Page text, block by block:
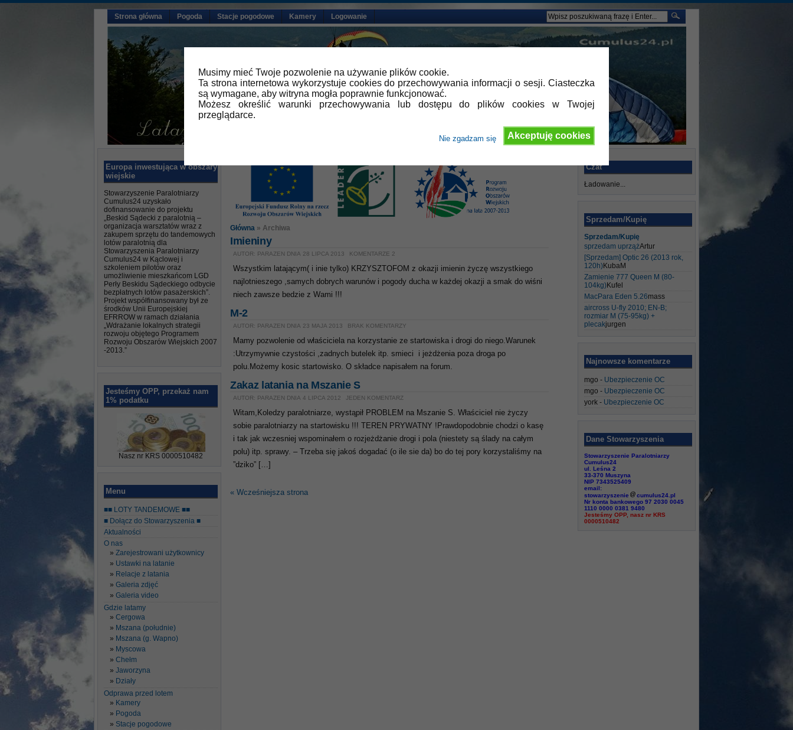
Musimy mieć Twoje pozwolenie na używanie plików cookie.
Ta strona internetowa wykorzystuje cookies do przechowywania informacji o sesji. Ciasteczka
są wymagane, aby witryna mogła poprawnie funkcjonować.
Możesz określić warunki przechowywania lub dostępu do plików cookies w Twojej
przeglądarce.
Akceptuję cookies
Nie zgadzam się
Strona główna Pogoda Stacje pogodowe Kamery Logowanie
Europa inwestująca w obszary
wiejskie
Stowarzyszenie Paralotniarzy
Cumulus24 uzyskało
dofinansowanie do projektu
„Beskid Sądecki z paralotnią –
organizacja warsztatów wraz z
zakupem sprzętu do tandemowych
lotów paralotnią dla
Stowarzyszenia Paralotniarzy
Cumulus24 w Kąclowej i
szkoleniem pilotów oraz
umożliwienie mieszkańcom LGD
Perły Beskidu Sądeckiego odbycie
bezpłatnych lotów pasażerskich”.
Projekt współfinansowany był ze
środków Unii Europejskiej
EFRROW w ramach działania
„Wdrażanie lokalnych strategii
rozwoju objętego Programem
Rozwoju Obszarów Wiejskich 2007
-2013.”
Jesteśmy OPP, przekaż nam
1% podatku
Nasz nr KRS 0000510482
Menu
■■ LOTY TANDEMOWE ■■
■ Dołącz do Stowarzyszenia ■
Aktualności
O nas
Zarejestrowani użytkownicy
Ustawki na latanie
Relacje z latania
Galeria zdjęć
Galeria video
Gdzie latamy
Cergowa
Mszana (południe)
Mszana (g. Wapno)
Myscowa
Chełm
Jaworzyna
Działy
Odprawa przed lotem
Kamery
Pogoda
Stacje pogodowe
Główna » Archiwa
Imieniny
AUTOR: PARAZEN DNIA 28 LIPCA 2013 KOMENTARZE 2
Wszystkim latającym( i inie tylko) KRZYSZTOFOM z okazji imienin życzę wszystkiego
najlotnieszego ,samych dobrych warunów i pogody ducha w każdej okazji a smak do wiśni
niech zawsze bedzie z Wami !!!
M-2
AUTOR: PARAZEN DNIA 23 MAJA 2013 BRAK KOMENTARZY
Mamy pozwolenie od właściciela na korzystanie ze startowiska i drogi do niego.Warunek
:Utrzymywnie czystości ,zadnych butelek itp. smieci i jeżdżenia poza droga po
polu.Możemy kosic startowisko. O składce napisałem na forum.
Zakaz latania na Mszanie S
AUTOR: PARAZEN DNIA 4 LIPCA 2012 JEDEN KOMENTARZ
Witam,Koledzy paralotniarze, wystąpił PROBLEM na Mszanie S. Właściciel nie życzy
sobie paralotniarzy na startowisku !!! TEREN PRYWATNY !Prawdopodobnie chodzi o kasę
i tak jak wczesniej wspominałem o rozjeżdżanie drogi i pola (niestety są ślady na całym
polu) itp. sprawy. – Trzeba się jakoś dogadać (o ile sie da) bo do tej pory korzystaliśmy na
”dziko” […]
« Wcześniejsza strona
Czat
Ładowanie...
Sprzedam/Kupię
Sprzedam/Kupię
sprzedam uprzążArtur
[Sprzedam] Optic 26 (2013 rok,
120h) KubaM
Zamienie 777 Queen M (80-
104kg) Kufel
MacPara Eden 5.26mass
aircross U-fly 2010; EN-B;
rozmiar M (75-95kg) +
plecakjurgen
Najnowsze komentarze
mgo - Ubezpieczenie OC
mgo - Ubezpieczenie OC
york - Ubezpieczenie OC
Dane Stowarzyszenia
Stowarzyszenie Paralotniarzy
Cumulus24
ul. Leśna 2
33-370 Muszyna
NIP 7343525409
email:
stowarzyszenie
cumulus24.pl
Nr konta bankowego 97 2030 0045
1110 0000 0381 9480
Jesteśmy OPP, nasz nr KRS
0000510482